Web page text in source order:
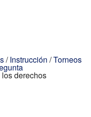
/Instrucción /Torneos
los derechos